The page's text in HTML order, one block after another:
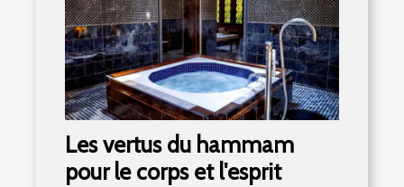
Les vertus du hammam
pour le corps et l'esprit